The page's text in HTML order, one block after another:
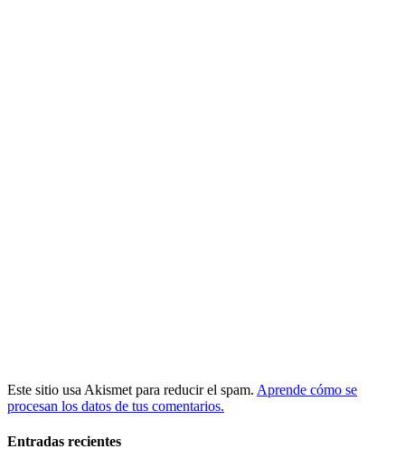
Este sitio usa Akismet para reducir el spam. Aprende cómo se
procesan los datos de tus comentarios.
Entradas recientes